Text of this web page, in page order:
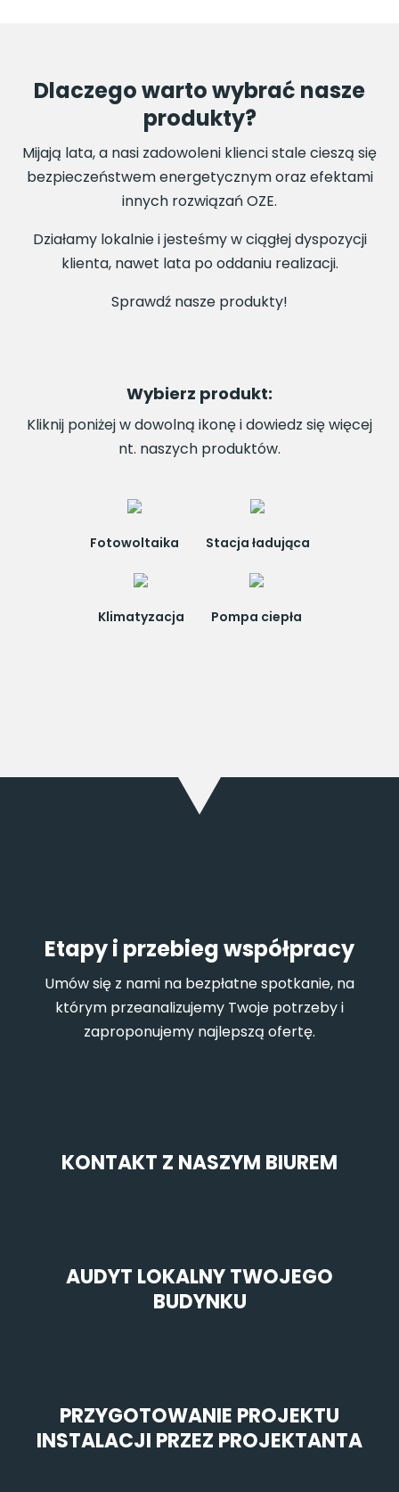
Dlaczego warto wybrać nasze
produkty?
Mijają lata, a nasi zadowoleni klienci stale cieszą się
bezpieczeństwem energetycznym oraz efektami
innych rozwiązań OZE.
Działamy lokalnie i jesteśmy w ciągłej dyspozycji
klienta, nawet lata po oddaniu realizacji.
Sprawdź nasze produkty!
Wybierz produkt:
Kliknij poniżej w dowolną ikonę i dowiedz się więcej
nt. naszych produktów.
Fotowoltaika Stacja ładująca
Klimatyzacja Pompa ciepła
Etapy i przebieg współpracy
Umów się z nami na bezpłatne spotkanie, na
którym przeanalizujemy Twoje potrzeby i
zaproponujemy najlepszą ofertę.
KONTAKT Z NASZYM BIUREM
AUDYT LOKALNY TWOJEGO
BUDYNKU
PRZYGOTOWANIE PROJEKTU
INSTALACJI PRZEZ PROJEKTANTA